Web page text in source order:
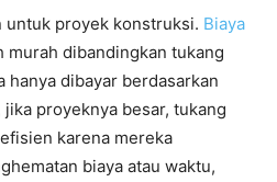
untuk proyek konstruksi. Biaya
murah dibandingkan tukang
hanya dibayar berdasarkan
proyeknya besar, tukang
karena mereka
biaya atau waktu,